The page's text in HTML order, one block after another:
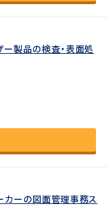
ー製品の検査・表面処
カーの図面管理事務ス